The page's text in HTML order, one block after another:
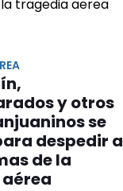
y otros
se
despedir a
de la